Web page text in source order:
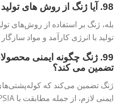
98. آیا ژنگ از روش های تولید پایدار استفاده می کند؟
بله، ژنگ بر استفاده از روش‌های
تولید با انرژی کارآمد و مواد
99. ژنگ چگونه ایمنی
تضمین می کند؟
ژنگ تضمین می‌کند که